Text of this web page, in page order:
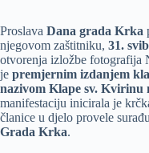
Proslava Dana grada Krka
njegovom zaštitniku, 31.
otvorenja izložbe fotografija
je premjernim izdanjem
nazivom Klape sv. Kvirinu
manifestaciju inicirala je
članice u djelo provele
Grada Krka.